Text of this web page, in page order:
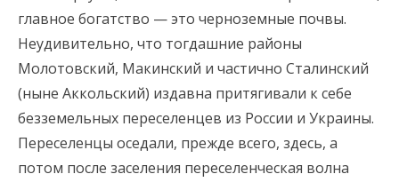
главное богатство — это черноземные почвы.
Неудивительно, что тогдашние районы
Молотовский, Макинский и частично Сталинский
(ныне Аккольский) издавна притягивали к себе
безземельных переселенцев из России и Украины.
Переселенцы оседали, прежде всего, здесь, а
потом после заселения переселенческая волна